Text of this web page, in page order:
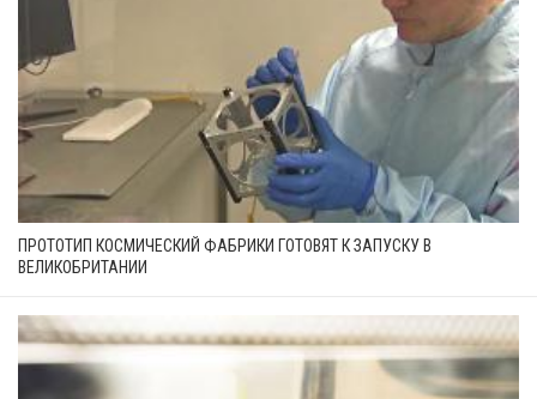
ПРОТОТИП КОСМИЧЕСКИЙ ФАБРИКИ ГОТОВЯТ К ЗАПУСКУ В
ВЕЛИКОБРИТАНИИ